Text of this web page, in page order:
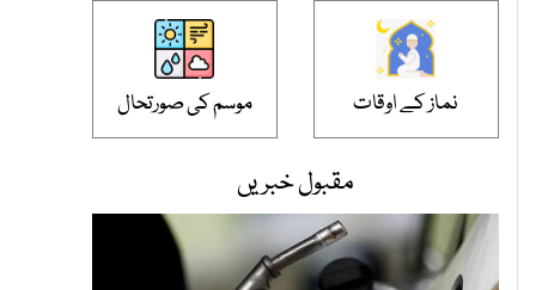
نماز کے اوقات موسم کی صورتحال
مقبول خبریں